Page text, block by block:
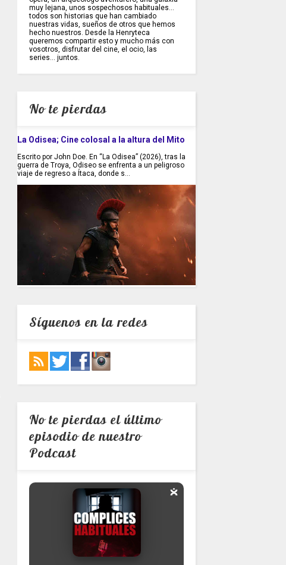
muy lejana, unos sospechosos habituales...
todos son historias que han cambiado
nuestras vidas, sueños de otros que hemos
hecho nuestros. Desde la Henryteca
queremos compartir esto y mucho más con
vosotros, disfrutar del cine, el ocio, las
series... juntos.
No te pierdas
La Odisea; Cine colosal a la altura del Mito
Escrito por John Doe. En “La Odisea” (2026), tras la
guerra de Troya, Odiseo se enfrenta a un peligroso
viaje de regreso a Ítaca, donde s...
Síguenos en la redes
No te pierdas el último
episodio de nuestro
Podcast